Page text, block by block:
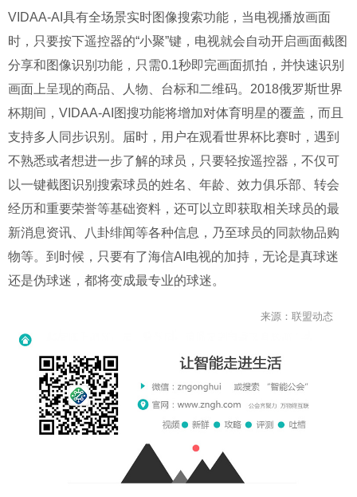
VIDAA-AI具有全场景实时图像搜索功能，当电视播放画面
时，只要按下遥控器的“小聚”键，电视就会自动开启画面截图
分享和图像识别功能，只需0.1秒即完画面抓拍，并快速识别
画面上呈现的商品、人物、台标和二维码。2018俄罗斯世界
杯期间，VIDAA-AI图搜功能将增加对体育明星的覆盖，而且
支持多人同步识别。届时，用户在观看世界杯比赛时，遇到
不熟悉或者想进一步了解的球员，只要轻按遥控器，不仅可
以一键截图识别搜索球员的姓名、年龄、效力俱乐部、转会
经历和重要荣誉等基础资料，还可以立即获取相关球员的最
新消息资讯、八卦绯闻等各种信息，乃至球员的同款物品购
物等。到时候，只要有了海信AI电视的加持，无论是真球迷
还是伪球迷，都将变成最专业的球迷。
来源：联盟动态